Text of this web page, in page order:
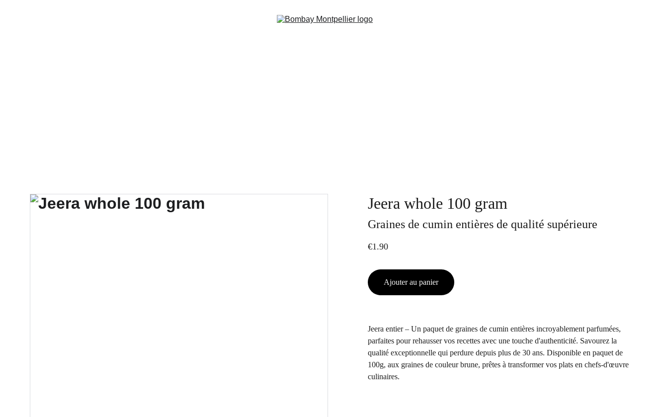
Jeera whole 100 gram
Graines de cumin entières de qualité supérieure
€1.90
Ajouter au panier
Jeera entier – Un paquet de graines de cumin entières incroyablement parfumées,
parfaites pour rehausser vos recettes avec une touche d'authenticité. Savourez la
qualité exceptionnelle qui perdure depuis plus de 30 ans. Disponible en paquet de
100g, aux graines de couleur brune, prêtes à transformer vos plats en chefs-d'œuvre
culinaires.